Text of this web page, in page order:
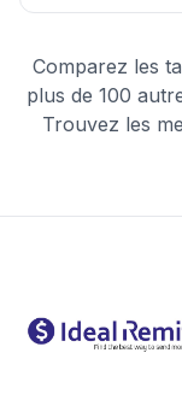
Comparez les
plus de 100
Trouvez les